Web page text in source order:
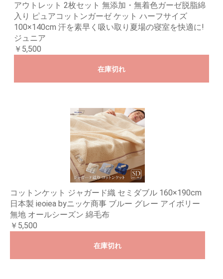
アウトレット 2枚セット 無添加・無着色ガーゼ脱脂綿
入り ピュアコットンガーゼ ケット ハーフサイズ
100×140cm 汗を素早く吸い取り夏場の寝室を快適に!
ジュニア
￥5,500
在庫切れ
コットンケット ジャガード織 セミダブル 160×190cm
日本製 ieoiea byニッケ商事 ブルー グレー アイボリー
無地 オールシーズン 綿毛布
￥5,500
在庫切れ